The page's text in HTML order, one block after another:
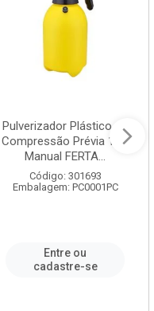
Pulverizador Plástico de
Compressão Prévia 1,5L
Manual FERTA...
Código: 301693
Embalagem: PC0001PC
Entre ou
cadastre-se